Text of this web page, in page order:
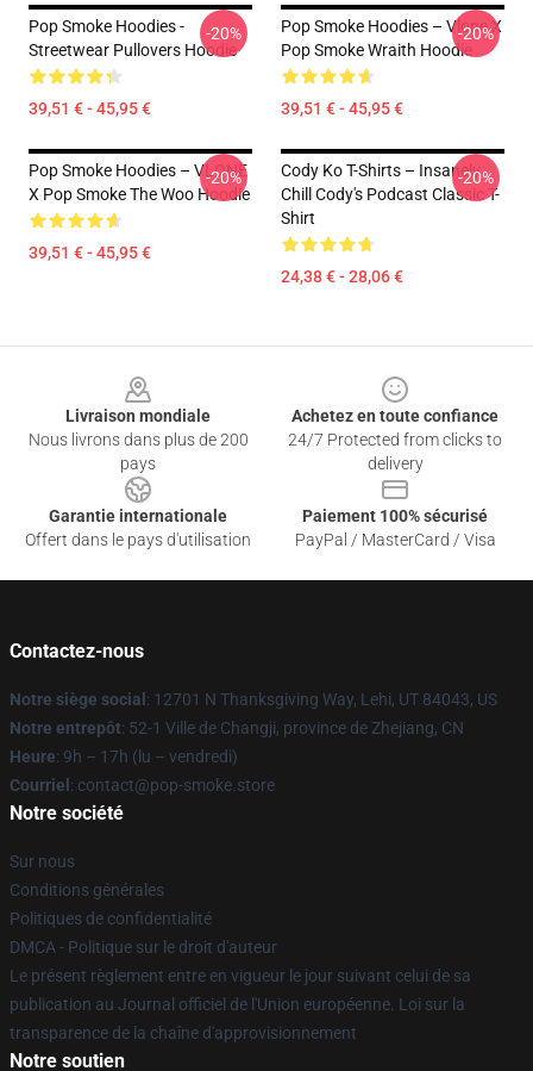
Pop Smoke Hoodies -
Streetwear Pullovers Hoodie
39,51 € - 45,95 €
-20%
Pop Smoke Hoodies – Vlone X
Pop Smoke Wraith Hoodie
39,51 € - 45,95 €
-20%
Pop Smoke Hoodies – VLONE
X Pop Smoke The Woo Hoodie
39,51 € - 45,95 €
-20%
Cody Ko T-Shirts – Insanely
Chill Cody's Podcast Classic T-
Shirt
24,38 € - 28,06 €
-20%
Livraison mondiale
Nous livrons dans plus de 200
pays
Achetez en toute confiance
24/7 Protected from clicks to
delivery
Garantie internationale
Offert dans le pays d'utilisation
Paiement 100% sécurisé
PayPal / MasterCard / Visa
Contactez-nous
Notre siège social : 12701 N Thanksgiving Way, Lehi, UT 84043, US
Notre entrepôt: 52-1 Ville de Changji, province de Zhejiang, CN
Heure: 9h – 17h (lu – vendredi)
Courriel : contact@pop-smoke.store
Notre société
Sur nous
Conditions générales
Politiques de confidentialité
DMCA - Politique sur le droit d'auteur
Le présent règlement entre en vigueur le jour suivant celui de sa
publication au Journal officiel de l'Union européenne. Loi sur la
transparence de la chaîne d'approvisionnement
Notre soutien